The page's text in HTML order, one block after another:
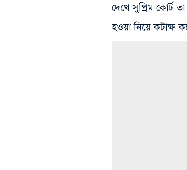
দেখে সুপ্রিম কোর্ট
হওয়া নিয়ে কটাক্ষ